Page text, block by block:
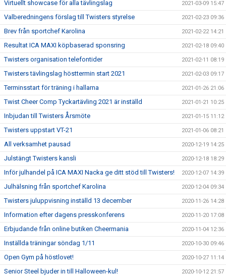
Virtuellt showcase för alla tävlingslag 2021-03-09 15:47
Valberedningens förslag till Twisters styrelse 2021-02-23 09:36
Brev från sportchef Karolina 2021-02-22 14:21
Resultat ICA MAXI köpbaserad sponsring 2021-02-18 09:40
Twisters organisation telefontider 2021-02-11 08:19
Twisters tävlingslag hösttermin start 2021 2021-02-03 09:17
Terminsstart för träning i hallarna 2021-01-26 21:06
Twist Cheer Comp Tyckartävling 2021 är inställd 2021-01-21 10:25
Inbjudan till Twisters Årsmöte 2021-01-15 11:12
Twisters uppstart VT-21 2021-01-06 08:21
All verksamhet pausad 2020-12-19 14:25
Julstängt Twisters kansli 2020-12-18 18:29
Inför julhandel på ICA MAXI Nacka ge ditt stöd till Twisters! 2020-12-07 14:39
Julhälsning från sportchef Karolina 2020-12-04 09:34
Twisters juluppvisning inställd 13 december 2020-11-26 14:28
Information efter dagens presskonferens 2020-11-20 17:08
Erbjudande från online butiken Cheermania 2020-11-04 12:36
Inställda träningar söndag 1/11 2020-10-30 09:46
Open Gym på höstlovet! 2020-10-27 11:14
Senior Steel bjuder in till Halloween-kul! 2020-10-12 21:57